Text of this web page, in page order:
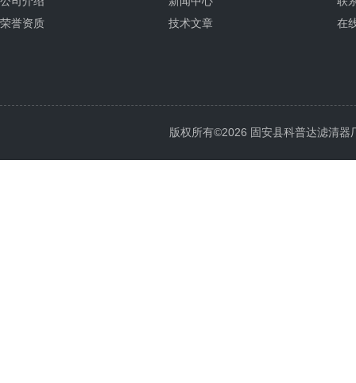
荣誉资质
技术文章
在
版权所有©2026 固安县科普达滤清